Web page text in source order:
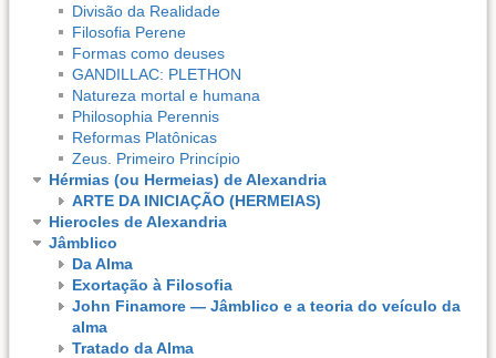
Divisão da Realidade
Filosofia Perene
Formas como deuses
GANDILLAC: PLETHON
Natureza mortal e humana
Philosophia Perennis
Reformas Platônicas
Zeus. Primeiro Princípio
Hérmias (ou Hermeias) de Alexandria
ARTE DA INICIAÇÃO (HERMEIAS)
Hierocles de Alexandria
Jâmblico
Da Alma
Exortação à Filosofia
John Finamore — Jâmblico e a teoria do veículo da
alma
Tratado da Alma